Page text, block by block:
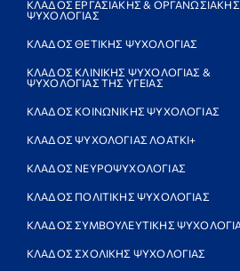
ΚΛΑΔΟΣ ΕΡΓΑΣΙΑΚΗΣ & ΟΡΓΑΝΩΣΙΑΚΗΣ
ΨΥΧΟΛΟΓΙΑΣ
ΚΛΑΔΟΣ ΘΕΤΙΚΗΣ ΨΥΧΟΛΟΓΙΑΣ
ΚΛΑΔΟΣ ΚΛΙΝΙΚΗΣ ΨΥΧΟΛΟΓΙΑΣ &
ΨΥΧΟΛΟΓΙΑΣ ΤΗΣ ΥΓΕΙΑΣ
ΚΛΑΔΟΣ ΚΟΙΝΩΝΙΚΗΣ ΨΥΧΟΛΟΓΙΑΣ
ΚΛΑΔΟΣ ΨΥΧΟΛΟΓΙΑΣ ΛΟΑΤΚΙ+
ΚΛΑΔΟΣ ΝΕΥΡΟΨΥΧΟΛΟΓΙΑΣ
ΚΛΑΔΟΣ ΠΟΛΙΤΙΚΗΣ ΨΥΧΟΛΟΓΙΑΣ
ΚΛΑΔΟΣ ΣΥΜΒΟΥΛΕΥΤΙΚΗΣ
ΚΛΑΔΟΣ ΣΧΟΛΙΚΗΣ ΨΥΧΟΛΟΓΙΑΣ